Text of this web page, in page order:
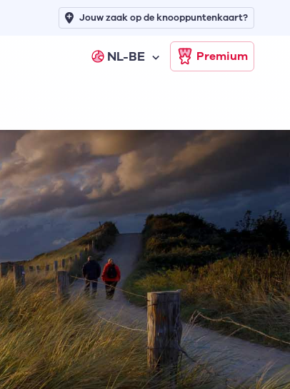
NL-BE Premium
Jouw zaak op de knooppuntenkaart?